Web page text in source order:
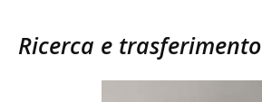
Ricerca e trasferimento